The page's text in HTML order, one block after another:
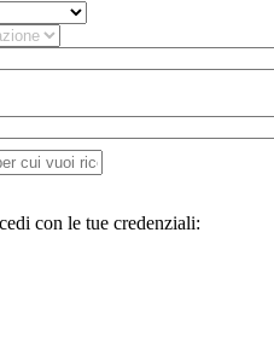
con le tue credenziali: